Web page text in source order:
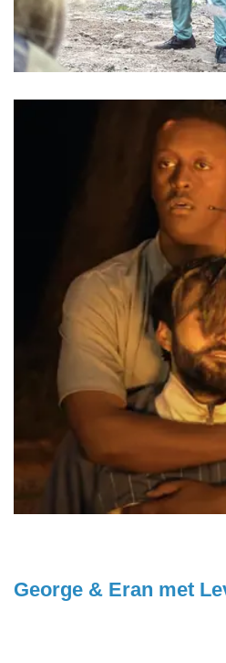
George & Eran met